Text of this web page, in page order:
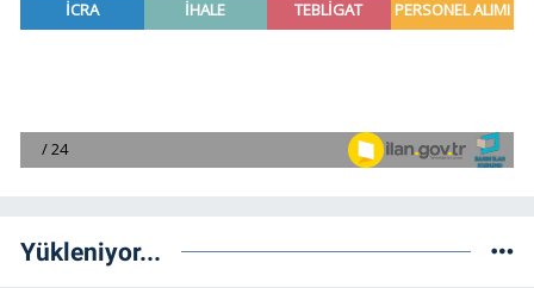
Yükleniyor...